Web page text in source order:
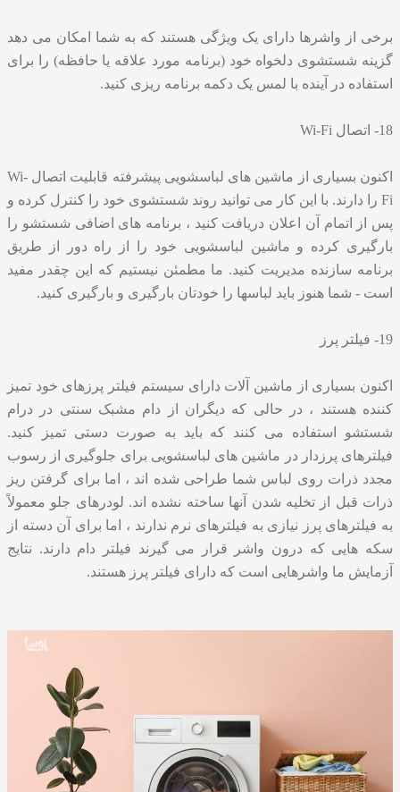
برخی از واشرها دارای یک ویژگی هستند که به شما امکان می دهد
گزینه شستشوی دلخواه خود (برنامه مورد علاقه یا حافظه) را برای
استفاده در آینده با لمس یک دکمه برنامه ریزی کنید.
18- اتصال Wi-Fi
اکنون بسیاری از ماشین های لباسشویی پیشرفته قابلیت اتصال Wi-
Fi را دارند. با این کار می توانید روند شستشوی خود را کنترل کرده و
پس از اتمام آن اعلان دریافت کنید ، برنامه های اضافی شستشو را
بارگیری کرده و ماشین لباسشویی خود را از راه دور از طریق
برنامه سازنده مدیریت کنید. ما مطمئن نیستیم که این چقدر مفید
است - شما هنوز باید لباسها را خودتان بارگیری و بارگیری کنید.
19- فیلتر پرز
اکنون بسیاری از ماشین آلات دارای سیستم فیلتر پرزهای خود تمیز
کننده هستند ، در حالی که دیگران از دام مشبک سنتی در درام
شستشو استفاده می کنند که باید به صورت دستی تمیز کنید.
فیلترهای پرزدار در ماشین های لباسشویی برای جلوگیری از رسوب
مجدد ذرات روی لباس شما طراحی شده اند ، اما برای گرفتن ریز
ذرات قبل از تخلیه شدن آنها ساخته نشده اند. لودرهای جلو معمولاً
به فیلترهای پرز نیازی به فیلترهای نرم ندارند ، اما برای آن دسته از
سکه هایی که درون واشر قرار می گیرند فیلتر دام دارند. نتایج
آزمایش ما واشرهایی است که دارای فیلتر پرز هستند.